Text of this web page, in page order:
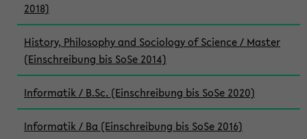
2018)
History, Philosophy and Sociology of Science / Master
(Einschreibung bis SoSe 2014)
Informatik / B.Sc. (Einschreibung bis SoSe 2020)
Informatik / Ba (Einschreibung bis SoSe 2016)